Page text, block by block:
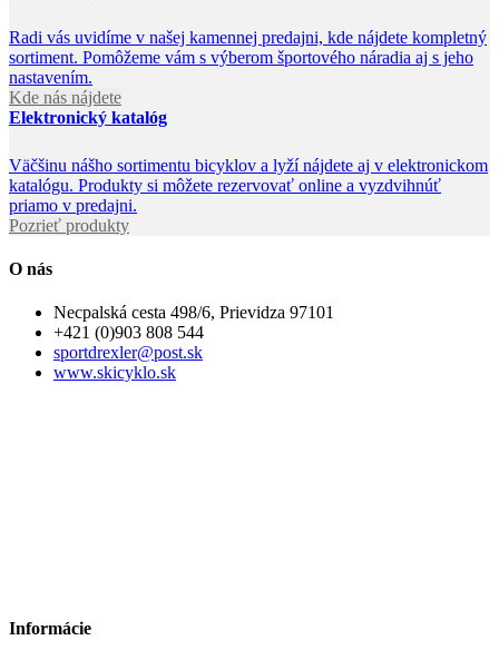
Radi vás uvidíme v našej kamennej predajni, kde nájdete kompletný
sortiment. Pomôžeme vám s výberom športového náradia aj s jeho
nastavením.
Kde nás nájdete
Elektronický katalóg
Väčšinu nášho sortimentu bicyklov a lyží nájdete aj v elektronickom
katalógu. Produkty si môžete rezervovať online a vyzdvihnúť
priamo v predajni.
Pozrieť produkty
O nás
Necpalská cesta 498/6, Prievidza 97101
+421 (0)903 808 544
sportdrexler@post.sk
www.skicyklo.sk
Informácie